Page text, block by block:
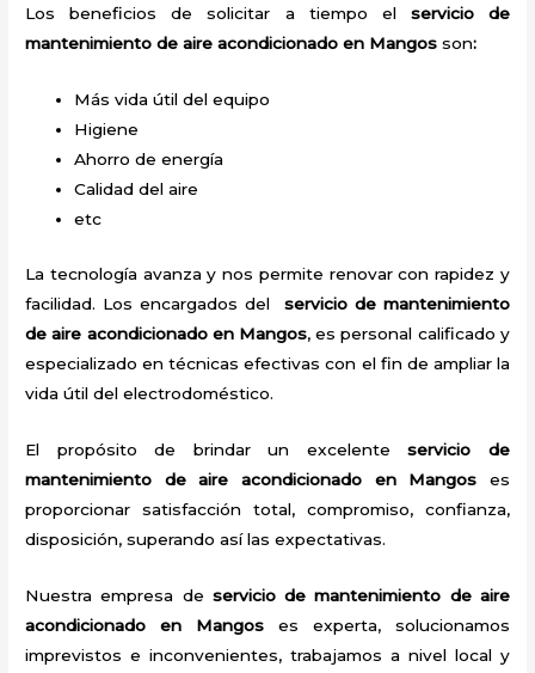
Los beneficios de solicitar a tiempo el servicio de
mantenimiento de aire acondicionado en Mangosson:
Más vida útil del equipo
Higiene
Ahorro de energía
Calidad del aire
etc
La tecnología avanza y nos permite renovar con rapidez y
facilidad. Los encargados del servicio de mantenimiento
de aire acondicionado en Mangos, es personal calificado y
especializado en técnicas efectivas con el fin de ampliar la
vida útil del electrodoméstico.
El propósito de brindar un excelenteservicio de
mantenimiento de aire acondicionado en Mangos es
proporcionar satisfacción total, compromiso, confianza,
disposición, superando así las expectativas.
Nuestra empresa de servicio de mantenimiento de aire
acondicionado en Mangos es experta, solucionamos
imprevistos e inconvenientes, trabajamos a nivel local y